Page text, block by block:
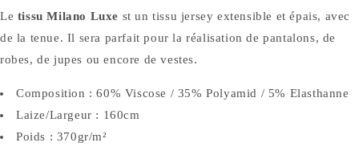
Le tissu Milano Luxe st un tissu jersey extensible et épais, avec
de la tenue. Il sera parfait pour la réalisation de pantalons, de
robes, de jupes ou encore de vestes.
Composition : 60% Viscose / 35% Polyamid / 5% Elasthanne
Laize/Largeur : 160cm
Poids : 370gr/m²